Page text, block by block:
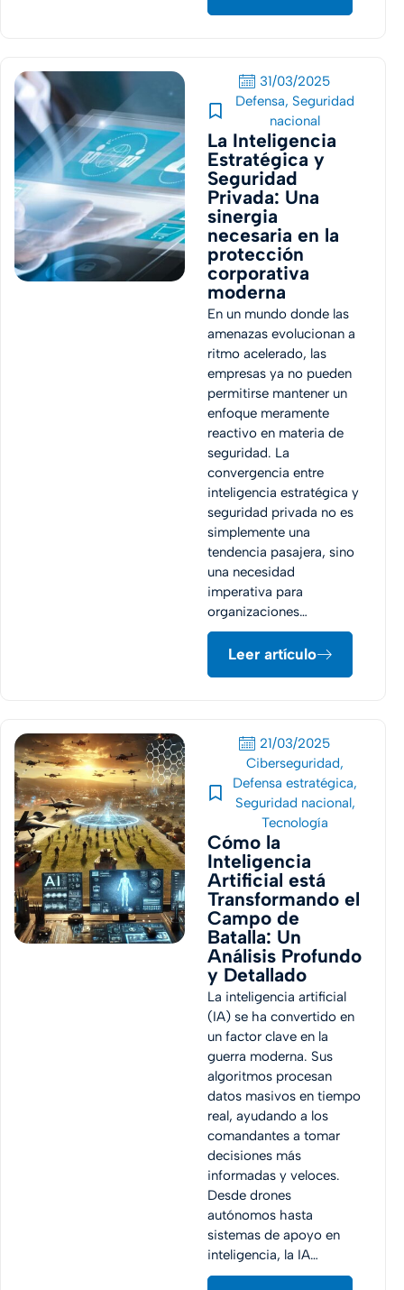
31/03/2025
Defensa, Seguridad
nacional
La Inteligencia
Estratégica y
Seguridad
Privada: Una
sinergia
necesaria en la
protección
corporativa
moderna
En un mundo donde las
amenazas evolucionan a
ritmo acelerado, las
empresas ya no pueden
permitirse mantener un
enfoque meramente
reactivo en materia de
seguridad. La
convergencia entre
inteligencia estratégica y
seguridad privada no es
simplemente una
tendencia pasajera, sino
una necesidad
imperativa para
organizaciones…
Leer artículo
21/03/2025
Ciberseguridad,
Defensa estratégica,
Seguridad nacional,
Tecnología
Cómo la
Inteligencia
Artificial está
Transformando el
Campo de
Batalla: Un
Análisis Profundo
y Detallado
La inteligencia artificial
(IA) se ha convertido en
un factor clave en la
guerra moderna. Sus
algoritmos procesan
datos masivos en tiempo
real, ayudando a los
comandantes a tomar
decisiones más
informadas y veloces.
Desde drones
autónomos hasta
sistemas de apoyo en
inteligencia, la IA…